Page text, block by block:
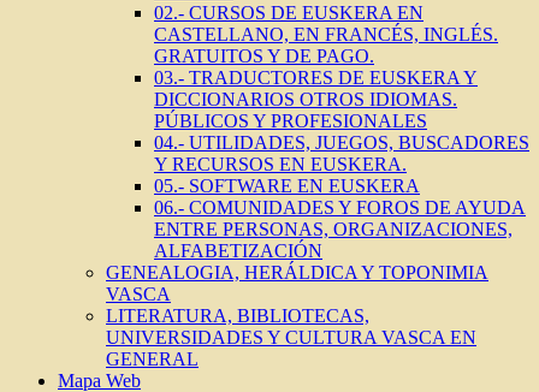
02.- CURSOS DE EUSKERA EN
CASTELLANO, EN FRANCÉS, INGLÉS.
GRATUITOS Y DE PAGO.
03.- TRADUCTORES DE EUSKERA Y
DICCIONARIOS OTROS IDIOMAS.
PÚBLICOS Y PROFESIONALES
04.- UTILIDADES, JUEGOS, BUSCADORES
Y RECURSOS EN EUSKERA.
05.- SOFTWARE EN EUSKERA
06.- COMUNIDADES Y FOROS DE AYUDA
ENTRE PERSONAS, ORGANIZACIONES,
ALFABETIZACIÓN
GENEALOGIA, HERÁLDICA Y TOPONIMIA
VASCA
LITERATURA, BIBLIOTECAS,
UNIVERSIDADES Y CULTURA VASCA EN
GENERAL
Mapa Web